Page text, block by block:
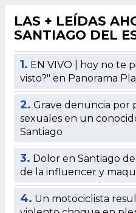
LAS + LEÍDAS
SANTIAGO DEL
1. EN VIVO | hoy no te
visto?" en Panorama
2. Grave denuncia por
sexuales en un
Santiago
3. Dolor en Santiago
de la influencer y
4. Un motociclista